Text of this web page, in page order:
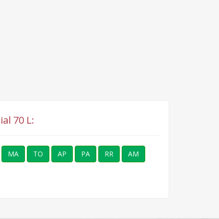
70 L:
MA TO AP PA RR AM